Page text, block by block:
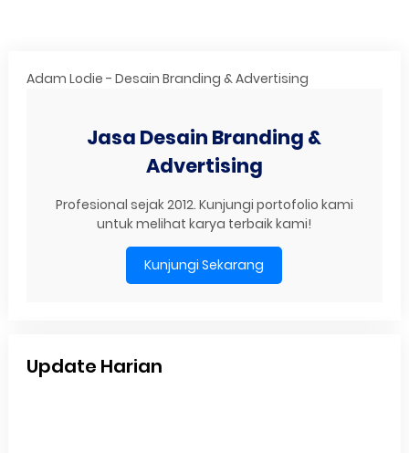
Adam Lodie - Desain Branding & Advertising
Jasa Desain Branding &
Advertising
Profesional sejak 2012. Kunjungi portofolio kami
untuk melihat karya terbaik kami!
Kunjungi Sekarang
Update Harian